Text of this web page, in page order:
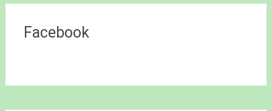
Facebook